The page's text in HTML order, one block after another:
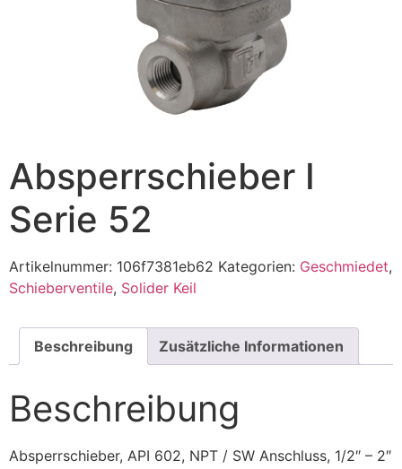
Absperrschieber I
Serie 52
Artikelnummer: 106f7381eb62 Kategorien: Geschmiedet,
Schieberventile, Solider Keil
Beschreibung Zusätzliche Informationen
Beschreibung
Absperrschieber, API 602, NPT / SW Anschluss, 1/2″ – 2″